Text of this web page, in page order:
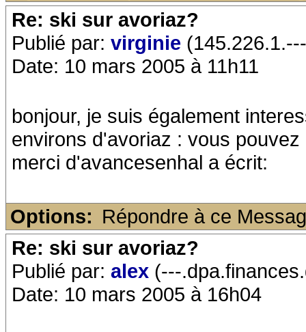
Re: ski sur avoriaz?
Publié par: virginie
Date: 10 mars 2005 à 11h11
bonjour, je suis également
environs d'avoriaz : vous
merci d'avancesenhal a écrit:
Options: Répondre à ce
Re: ski sur avoriaz?
Publié par: alex (---
Date: 10 mars 2005 à 16h04